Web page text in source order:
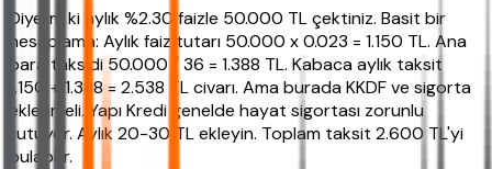
Diyelim ki aylık %2.30 faizle 50.000 TL çektiniz. Basit bir
hesaplama: Aylık faiz tutarı 50.000 x 0.023 = 1.150 TL. Ana
para taksidi 50.000 / 36 = 1.388 TL. Kabaca aylık taksit
1.150 + 1.388 = 2.538 TL civarı. Ama burada KKDF ve sigorta
eklenmeli. Yapı Kredi genelde hayat sigortası zorunlu
tutuyor. Aylık 20-30 TL ekleyin. Toplam taksit 2.600 TL'yi
bulabilir.